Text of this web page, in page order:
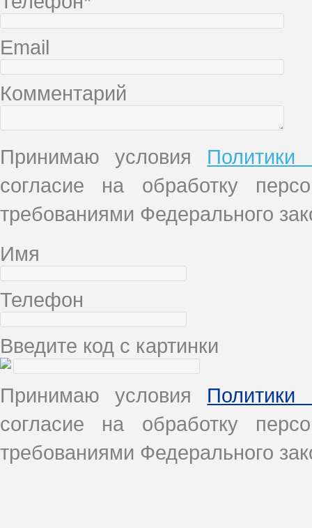
Email
Комментарий
Принимаю условия Политики
согласие на обработку
требованиями Федерального
Имя
Телефон
Введите код с картинки
Принимаю условия Политики
согласие на обработку
требованиями Федерального